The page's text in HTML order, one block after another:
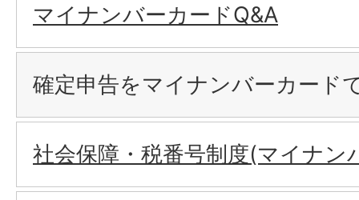
マイナンバーカードQ&A
確定申告をマイナンバーカード
社会保障・税番号制度(マイナン